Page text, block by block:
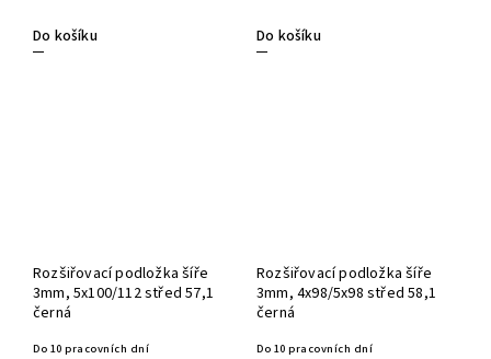
Do košíku Do košíku
Rozšiřovací podložka šíře
3mm, 5x100/112 střed 57,1
černá
Do 10 pracovních dní
Rozšiřovací podložka šíře
3mm, 4x98/5x98 střed 58,1
černá
Do 10 pracovních dní